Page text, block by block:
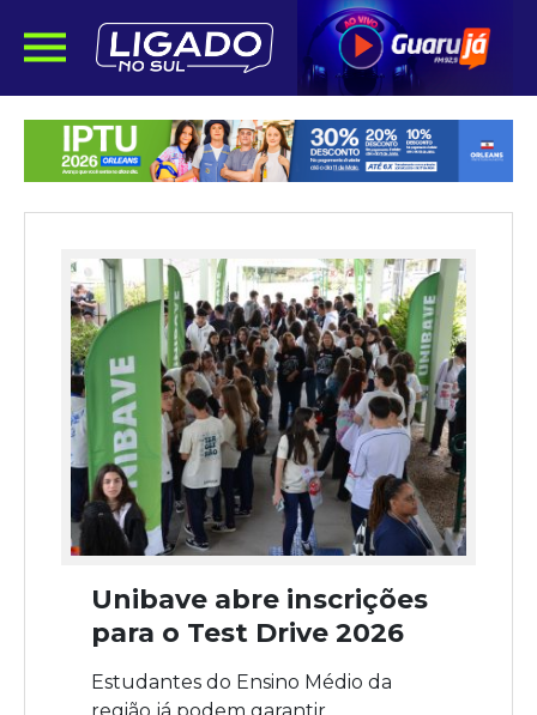
Unibave abre inscrições
para o Test Drive 2026
Estudantes do Ensino Médio da
região já podem garantir